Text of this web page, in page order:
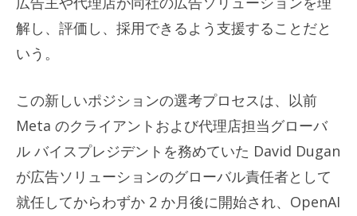
解し、評価し、採用できるよう支援することだと
いう。
この新しいポジションの選考プロセスは、以前
Meta のクライアントおよび代理店担当グローバ
ル バイスプレジデントを務めていた David Dugan
が広告ソリューションのグローバル責任者として
就任してからわずか 2 か月後に開始され、OpenAI